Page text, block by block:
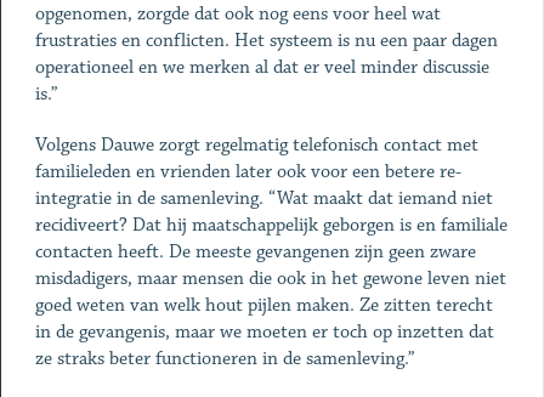
opgenomen, zorgde dat ook nog eens voor heel wat
frustraties en conflicten. Het systeem is nu een paar dagen
operationeel en we merken al dat er veel minder discussie
is.”
Volgens Dauwe zorgt regelmatig telefonisch contact met
familieleden en vrienden later ook voor een betere re-
integratie in de samenleving. “Wat maakt dat iemand niet
recidiveert? Dat hij maatschappelijk geborgen is en familiale
contacten heeft. De meeste gevangenen zijn geen zware
misdadigers, maar mensen die ook in het gewone leven niet
goed weten van welk hout pijlen maken. Ze zitten terecht
in de gevangenis, maar we moeten er toch op inzetten dat
ze straks beter functioneren in de samenleving.”